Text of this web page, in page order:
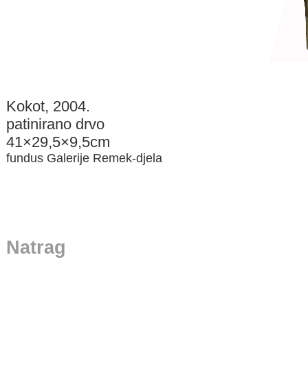
Kokot, 2004.
patinirano drvo
41×29,5×9,5cm
fundus Galerije Remek-djela
Natrag